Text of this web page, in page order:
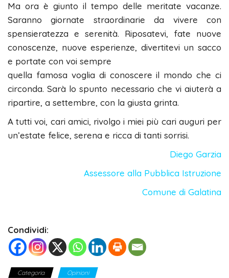
Ma ora è giunto il tempo delle meritate vacanze.
Saranno giornate straordinarie da vivere con
spensieratezza e serenità. Riposatevi, fate nuove
conoscenze, nuove esperienze, divertitevi un sacco
e portate con voi sempre
quella famosa voglia di conoscere il mondo che ci
circonda. Sarà lo spunto necessario che vi aiuterà a
ripartire, a settembre, con la giusta grinta.
A tutti voi, cari amici, rivolgo i miei più cari auguri per
un’estate felice, serena e ricca di tanti sorrisi.
Diego Garzia
Assessore alla Pubblica Istruzione
Comune di Galatina
Condividi:
Categoria Opinioni